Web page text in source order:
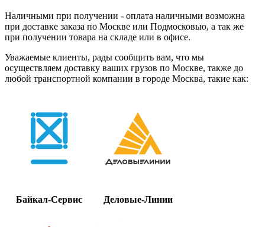
Наличными при получении - оплата наличными возможна
при доставке заказа по Москве или Подмосковью, а так же
при получении товара на складе или в офисе.
Уважаемые клиенты, рады сообщить вам, что мы
осуществляем доставку ваших грузов по Москве, также до
любой транспортной компании в городе Москва, такие как:
Байкал-Сервис Деловые-Линии